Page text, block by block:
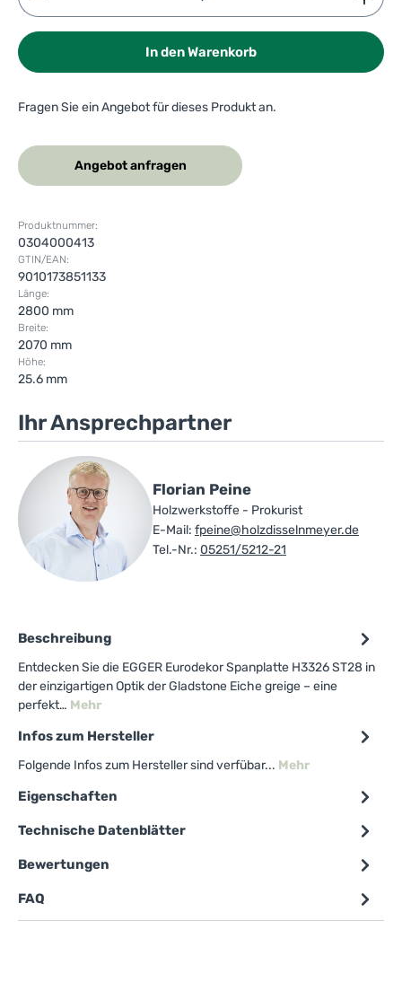
In den Warenkorb
Fragen Sie ein Angebot für dieses Produkt an.
Angebot anfragen
Produktnummer:
0304000413
GTIN/EAN:
9010173851133
Länge:
2800 mm
Breite:
2070 mm
Höhe:
25.6 mm
Ihr Ansprechpartner
Florian Peine
Holzwerkstoffe - Prokurist
E-Mail: fpeine@holzdisselnmeyer.de
Tel.-Nr.: 05251/5212-21
Beschreibung
Entdecken Sie die EGGER Eurodekor Spanplatte H3326 ST28 in
der einzigartigen Optik der Gladstone Eiche greige – eine
perfekt… Mehr
Infos zum Hersteller
Folgende Infos zum Hersteller sind verfübar... Mehr
Eigenschaften
Technische Datenblätter
Bewertungen
FAQ